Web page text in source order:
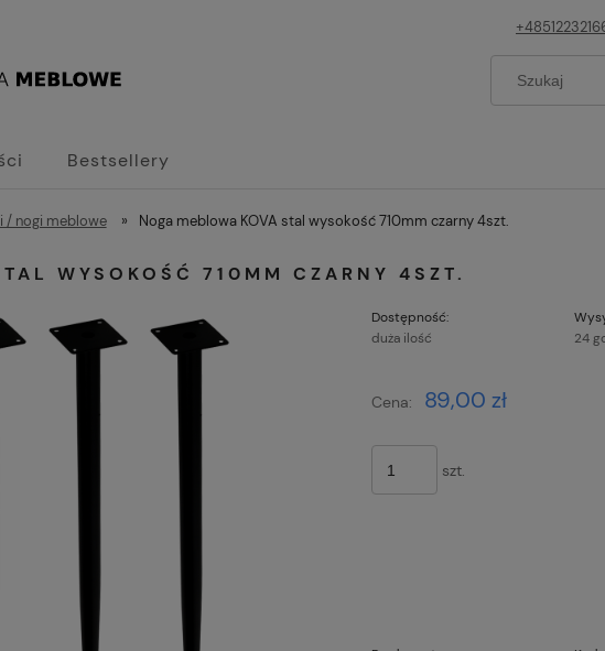
Bestsellery
/ nogi meblowe » Noga meblowa KOVA stal wysokość 710mm czarny 4szt.
WYSOKOŚĆ 710MM CZARNY 4SZT.
Dostępność:
duża ilość
24
Cena: 89,00 zł
szt.